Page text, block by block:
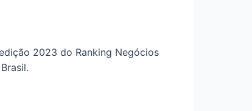
2023 do Ranking Negócios